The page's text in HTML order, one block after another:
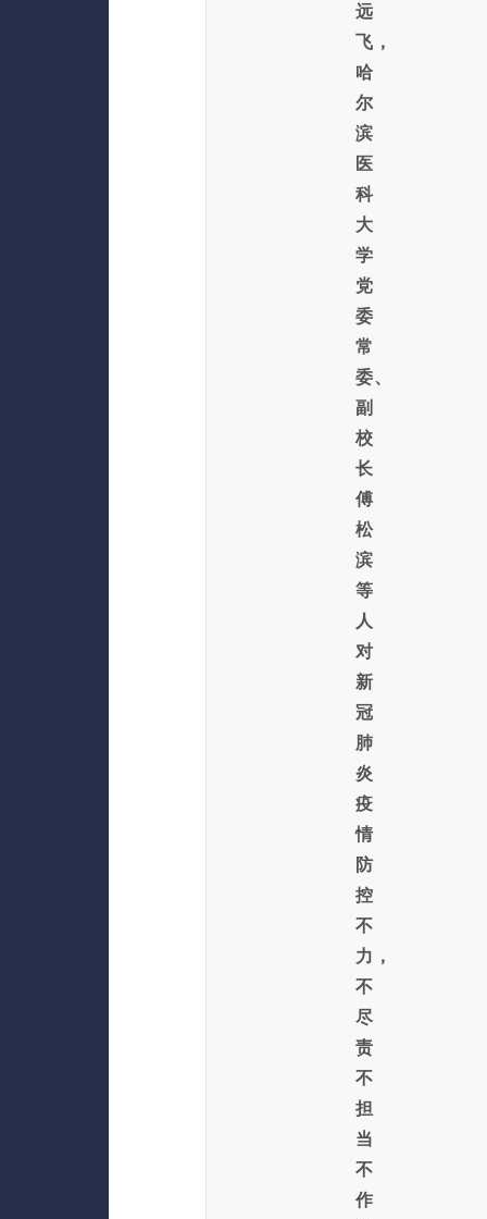
远
飞，
哈
尔
滨
医
科
大
学
党
委
常
委、
副
校
长
傅
松
滨
等
人
对
新
冠
肺
炎
疫
情
防
控
不
力，
不
尽
责
不
担
当
不
作